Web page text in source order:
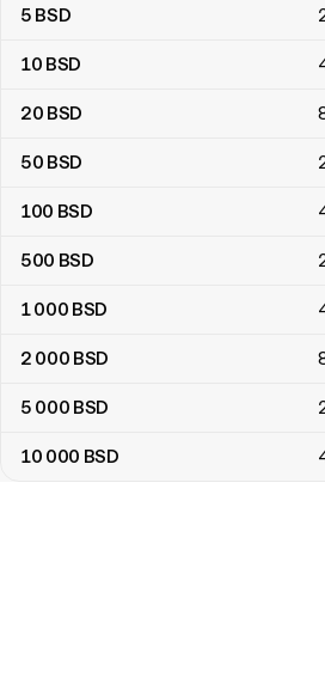
5 BSD
10 BSD
20 BSD
50 BSD
100 BSD
500 BSD
1 000 BSD
2 000 BSD
5 000 BSD
10 000 BSD